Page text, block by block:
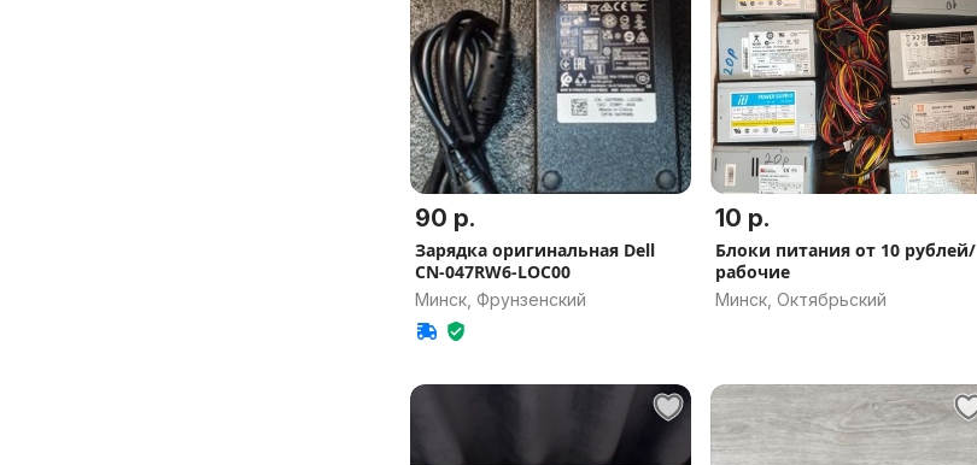
90 р.
Зарядка оригинальная Dell
CN-047RW6-LOC00
Минск, Фрунзенский
10 р.
Блоки питания от 10 рублей/
рабочие
Минск, Октябрьский